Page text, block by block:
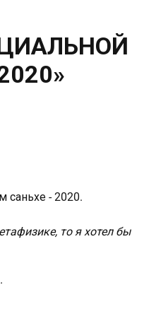
саньхе - 2020.
то я хотел бы